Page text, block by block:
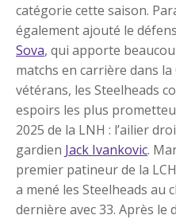
catégorie cette saison.
également ajouté le
Sova, qui apporte
matchs en carrière dans la
vétérans, les Steelheads
espoirs les plus
2025 de la LNH : l’ailier
gardien Jack Ivankovic.
premier patineur de la
a mené les Steelheads au
dernière avec 33. Après le